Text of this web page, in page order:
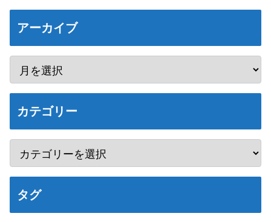
アーカイブ
カテゴリー
タグ